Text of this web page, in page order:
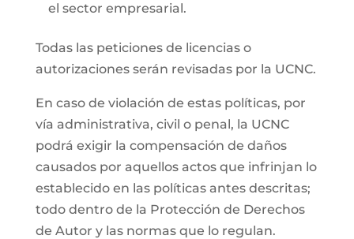
el sector empresarial.
Todas las peticiones de licencias o
autorizaciones serán revisadas por la UCNC.
En caso de violación de estas políticas, por
vía administrativa, civil o penal, la UCNC
podrá exigir la compensación de daños
causados por aquellos actos que infrinjan lo
establecido en las políticas antes descritas;
todo dentro de la Protección de Derechos
de Autor y las normas que lo regulan.